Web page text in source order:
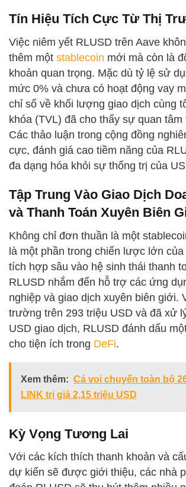
Tín Hiệu Tích Cực Từ Thị
Việc niêm yết RLUSD trên Aave
thêm một stablecoin mới mà còn là
khoản quan trọng. Mặc dù tỷ lệ sử
mức 0% và chưa có hoạt động vay
chỉ số về khối lượng giao dịch cùng
khóa (TVL) đã cho thấy sự quan
Các thảo luận trong cộng đồng
cực, đánh giá cao tiềm năng của
đa dạng hóa khỏi sự thống trị của
Tập Trung Vào Giao Dịch
và Thanh Toán Xuyên Biên
Không chỉ đơn thuần là một
là một phần trong chiến lược lớn
tích hợp sâu vào hệ sinh thái thanh
RLUSD nhắm đến hỗ trợ các ứng
nghiệp và giao dịch xuyên biên giới.
trường trên 293 triệu USD và đã xử
USD giao dịch, RLUSD đánh dấu
cho tiện ích trong DeFi.
Xem thêm: Cá voi chuyển toàn bộ
LINK trị giá 2,15 triệu USD
Kỳ Vọng Tương Lai
Với các kích thích thanh khoản và
dự kiến sẽ được giới thiệu, các nhà